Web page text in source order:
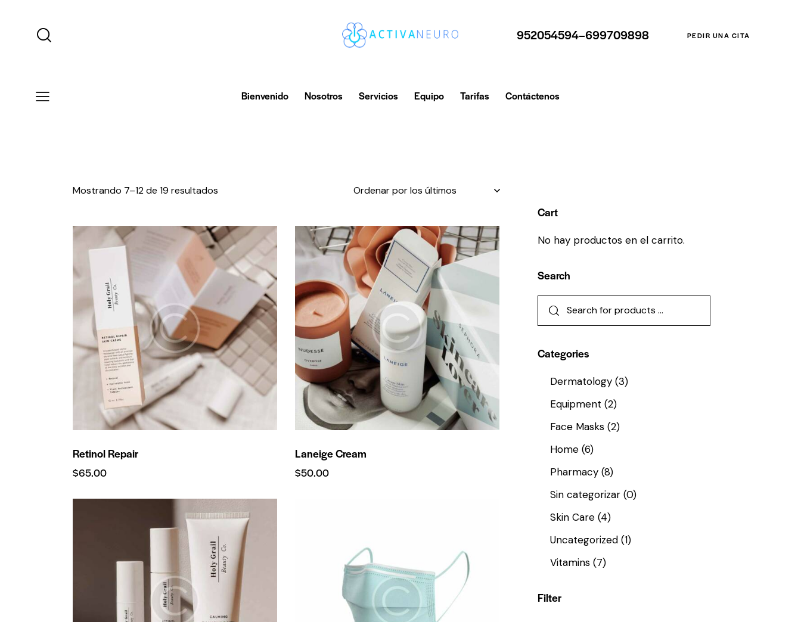
952054594–699709898 PEDIR UNA CITA
Bienvenido Nosotros Servicios Equipo Tarifas Contáctenos
Mostrando 7–12 de 19 resultados
Retinol Repair
$65.00
Laneige Cream
$50.00
Cart
No hay productos en el carrito.
Search
SEARCH
Categories
Dermatology (3)
Equipment (2)
Face Masks (2)
Home (6)
Pharmacy (8)
Sin categorizar (0)
Skin Care (4)
Uncategorized (1)
Vitamins (7)
Filter